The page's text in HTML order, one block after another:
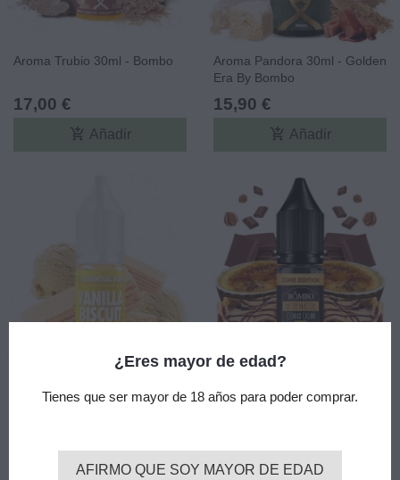
Aroma Trubio 30ml - Bombo
17,00 €
add_shopping_cart Añadir
Aroma Pandora 30ml - Golden
Era By Bombo
15,90 €
add_shopping_cart Añadir
Essential Vape Nic Salts By
add_shopping_cart Añadir
10mg - Pastry Masters By
add_shopping_cart Añadir
¿Eres mayor de edad?
Tienes que ser mayor de 18 años para poder comprar.
AFIRMO QUE SOY MAYOR DE EDAD